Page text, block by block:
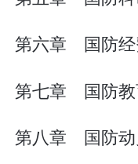
第六章 国防经
第七章 国防教
第八章 国防动